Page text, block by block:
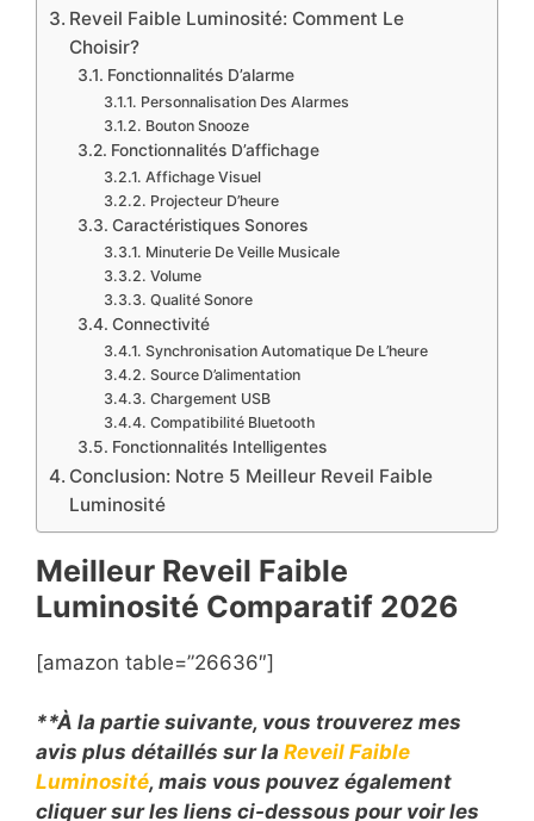
Reveil Faible Luminosité: Comment Le
Choisir?
Fonctionnalités D’alarme
Personnalisation Des Alarmes
Bouton Snooze
Fonctionnalités D’affichage
Affichage Visuel
Projecteur D’heure
Caractéristiques Sonores
Minuterie De Veille Musicale
Volume
Qualité Sonore
Connectivité
Synchronisation Automatique De L’heure
Source D’alimentation
Chargement USB
Compatibilité Bluetooth
Fonctionnalités Intelligentes
Conclusion: Notre 5 Meilleur Reveil Faible
Luminosité
Meilleur Reveil Faible
Luminosité Comparatif 2026
[amazon table=”26636″]
**À la partie suivante, vous trouverez mes
avis plus détaillés sur la Reveil Faible
Luminosité, mais vous pouvez également
cliquer sur les liens ci-dessous pour voir les